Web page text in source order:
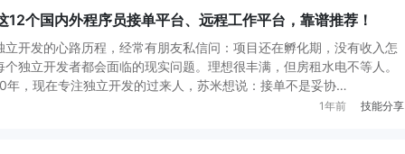
12个国内外程序员接单平台、远程工作平台，靠谱推荐！
开发的心路历程，经常有朋友私信问：项目还在孵化期，没有收入怎
独立开发者都会面临的现实问题。理想很丰满，但房租水电不等人。
年，现在专注独立开发的过来人，苏米想说：接单不是妥协…
1年前 技能分享